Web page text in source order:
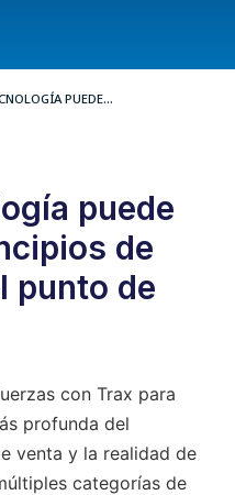
PUEDE...
puede
de
punto de
con Trax para
profunda del
venta y la realidad de
categorías de